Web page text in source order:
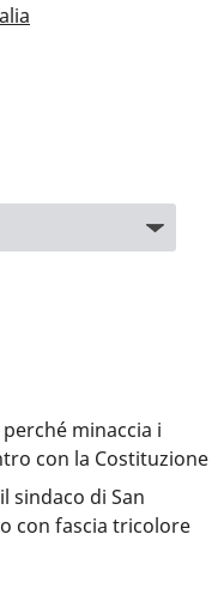
minaccia i
con la Costituzione
sindaco di San
con fascia tricolore